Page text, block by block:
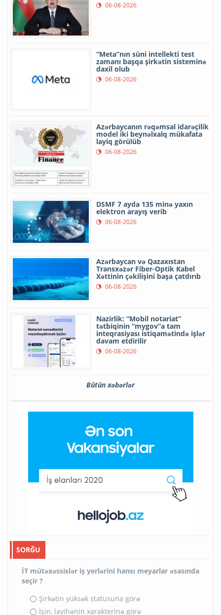
06-08-2026
“Meta”nın süni intellekti test
zamanı başqa şirkətin sisteminə
daxil olub
06-08-2026
Azərbaycanın rəqəmsal idarəçilik
model iki beynəlxalq mükafata
layiq görülüb
06-08-2026
DSMF 7 ayda 135 minə yaxın
elektron arayış verib
06-08-2026
Azərbaycan və Qazaxıstan
Transxəzər Fiber-Optik Kabel
Xəttinin çəkilişini başa çatdırıb
06-08-2026
Nazirlik: “Mobil notariat”
tətbiqinin “mygov”a tam
inteqrasiyası istiqamətində işlər
davam etdirilir
06-08-2026
Bütün xəbərlər
SORĞU
İT mütəxəssislər iş yerlərini hansı meyarlar əsasında
seçir ?
Şirkətin yüksək statusuna görə
İşin, layihənin xarakterinə görə